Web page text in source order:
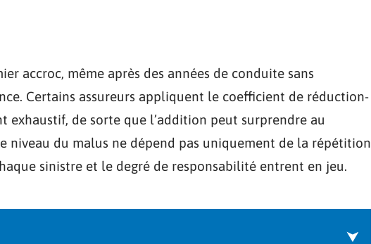
accroc, même après des années de conduite sans
Certains assureurs appliquent le coefficient de réduction-
exhaustif, de sorte que l’addition peut surprendre au
niveau du malus ne dépend pas uniquement de la répétition
sinistre et le degré de responsabilité entrent en jeu.